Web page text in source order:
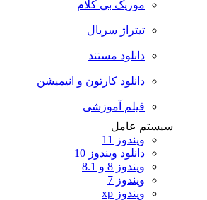
موزیک بی کلام
تیتراژ سریال
دانلود مستند
دانلود کارتون و انیمیشن
فیلم آموزشی
سیستم عامل
ویندوز 11
دانلود ویندوز 10
ویندوز 8 و 8.1
ویندوز 7
ویندوز xp